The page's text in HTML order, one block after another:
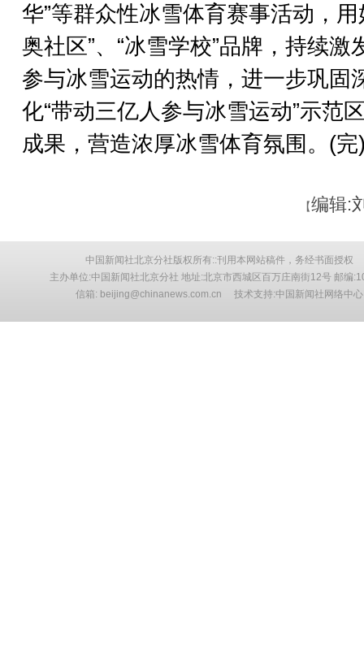
华”等群众性冰雪体育赛事活动，用
奥社区”、“冰雪学校”品牌，持续激
参与冰雪运动的热情，进一步巩固
化“带动三亿人参与冰雪运动”示范
成果，营造浓厚冰雪体育氛围。(完
【编辑:
中国新闻社北京分社版权所有::刊用本网站稿件，务经书面授权
主办单位:中国新闻社北京分社 地址:北京市西城区百万庄南街12号 邮编
信箱: beijing@chinanews.com.cn 技术支持:中国新闻社网络中心